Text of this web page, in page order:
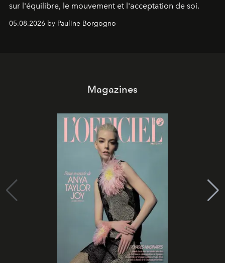
sur l'équilibre, le mouvement et l'acceptation de soi.
05.08.2026 by Pauline Borgogno
Magazines